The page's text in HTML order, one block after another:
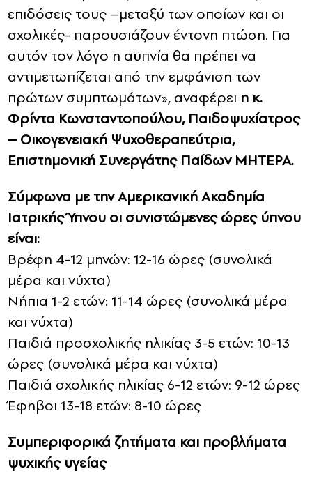
επιδόσεις τους –μεταξύ των οποίων και οι
σχολικές- παρουσιάζουν έντονη πτώση. Για
αυτόν τον λόγο η αϋπνία θα πρέπει να
αντιμετωπίζεται από την εμφάνιση των
πρώτων συμπτωμάτων», αναφέρει η κ.
Φρίντα Κωνσταντοπούλου, Παιδοψυχίατρος
– Οικογενειακή Ψυχοθεραπεύτρια,
Επιστημονική Συνεργάτης Παίδων ΜΗΤΕΡΑ.
Σύμφωνα με την Αμερικανική Ακαδημία
Ιατρικής Ύπνου οι συνιστώμενες ώρες ύπνου
είναι:
Βρέφη 4-12 μηνών: 12-16 ώρες (συνολικά
μέρα και νύχτα)
Νήπια 1-2 ετών: 11-14 ώρες (συνολικά μέρα
και νύχτα)
Παιδιά προσχολικής ηλικίας 3-5 ετών: 10-13
ώρες (συνολικά μέρα και νύχτα)
Παιδιά σχολικής ηλικίας 6-12 ετών: 9-12 ώρες
Έφηβοι 13-18 ετών: 8-10 ώρες
Συμπεριφορικά ζητήματα και προβλήματα
ψυχικής υγείας